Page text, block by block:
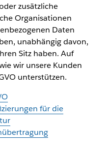
zusätzliche
Organisationen
Daten
unabhängig davon,
Sitz haben. Auf
wir unsere Kunden
unterstützen.
für die